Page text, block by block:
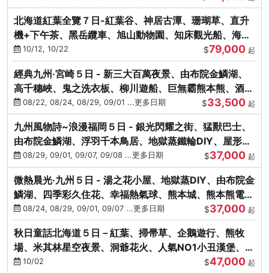
北海道紅葉全覽７日-紅葉谷、神居古潭、珊瑚草、直升
機+下午茶、黑岳纜車、旭山動物園、知床觀光船、海膽
涮涮鍋(不進免稅店)
10/12, 10/22 $79,000 起
經典九州‧宮崎５日 - 新三大百萬夜景、由布院金鱗湖、
高千穗峽、鬼之洗衣板、柳川遊船、巨無霸熊本熊、酒造
見學試飲
08/22, 08/24, 08/29, 09/01 ...更多日期 $33,500 起
九州風物詩~浪漫福岡５日 - 銀光閃耀之街、猛獸巴士、
由布院金鱗湖、浮羽千本鳥居、地獄蒸鐵輪DIY、屋形船
晚宴、鸕鶿捕魚
08/29, 09/01, 09/07, 09/08 ...更多日期 $37,000 起
微熱晨光‧九州５日 - 湯之花小屋、地獄蒸DIY、由布院金
鱗湖、四季彩久住花、幸福熱氣球、熊本城、熊本熊電
鐵、螃蟹吃到飽
08/24, 08/29, 09/01, 09/07 ...更多日期 $37,000 起
秋日童話北海道５日－紅葉、掃帚草、企鵝遊行、熊牧
場、米其林星空夜景、洞爺花火、人氣NO1小丑漢堡、螃
蟹放題(千/函)
10/02 $47,000 起